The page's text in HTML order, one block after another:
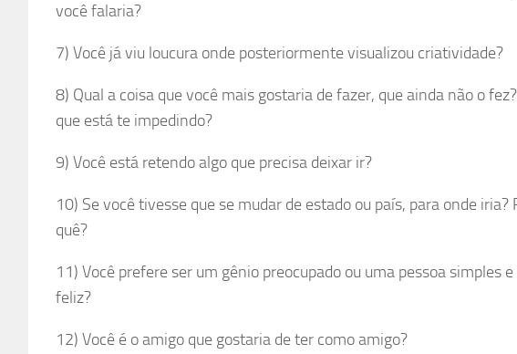
você falaria?
7) Você já viu loucura onde posteriormente visualizou criatividade?
8) Qual a coisa que você mais gostaria de fazer, que ainda não o
que está te impedindo?
9) Você está retendo algo que precisa deixar ir?
10) Se você tivesse que se mudar de estado ou país, para onde iria?
quê?
11) Você prefere ser um gênio preocupado ou uma pessoa simples e
feliz?
12) Você é o amigo que gostaria de ter como amigo?